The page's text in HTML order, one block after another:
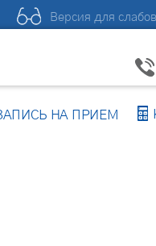
Версия для
НА ПРИЕМ